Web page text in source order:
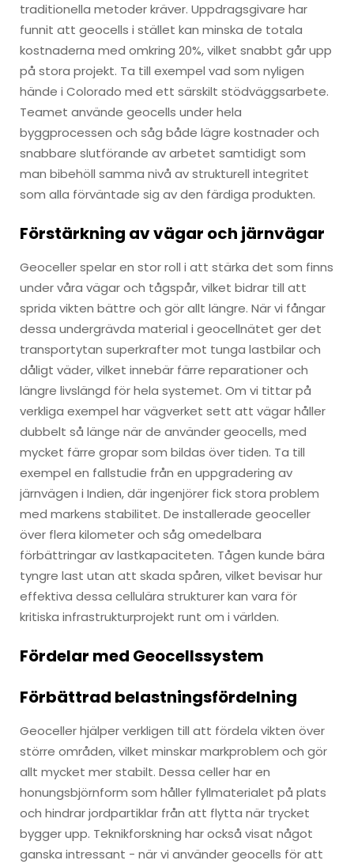
traditionella metoder kräver. Uppdragsgivare har
funnit att geocells i stället kan minska de totala
kostnaderna med omkring 20%, vilket snabbt går upp
på stora projekt. Ta till exempel vad som nyligen
hände i Colorado med ett särskilt stödväggsarbete.
Teamet använde geocells under hela
byggprocessen och såg både lägre kostnader och
snabbare slutförande av arbetet samtidigt som
man bibehöll samma nivå av strukturell integritet
som alla förväntade sig av den färdiga produkten.
Förstärkning av vägar och järnvägar
Geoceller spelar en stor roll i att stärka det som finns
under våra vägar och tågspår, vilket bidrar till att
sprida vikten bättre och gör allt längre. När vi fångar
dessa undergrävda material i geocellnätet ger det
transportytan superkrafter mot tunga lastbilar och
dåligt väder, vilket innebär färre reparationer och
längre livslängd för hela systemet. Om vi tittar på
verkliga exempel har vägverket sett att vägar håller
dubbelt så länge när de använder geocells, med
mycket färre gropar som bildas över tiden. Ta till
exempel en fallstudie från en uppgradering av
järnvägen i Indien, där ingenjörer fick stora problem
med markens stabilitet. De installerade geoceller
över flera kilometer och såg omedelbara
förbättringar av lastkapaciteten. Tågen kunde bära
tyngre last utan att skada spåren, vilket bevisar hur
effektiva dessa cellulära strukturer kan vara för
kritiska infrastrukturprojekt runt om i världen.
Fördelar med Geocellssystem
Förbättrad belastningsfördelning
Geoceller hjälper verkligen till att fördela vikten över
större områden, vilket minskar markproblem och gör
allt mycket mer stabilt. Dessa celler har en
honungsbjörnform som håller fyllmaterialet på plats
och hindrar jordpartiklar från att flytta när trycket
bygger upp. Teknikforskning har också visat något
ganska intressant - när vi använder geocells för att